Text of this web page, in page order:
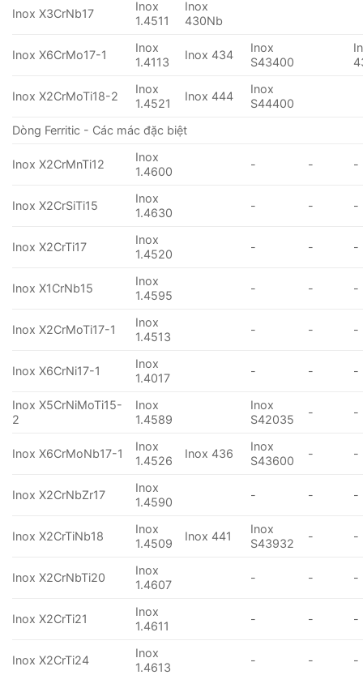
Inox X3CrNb17
Inox
1.4511
Inox
430Nb
Inox X6CrMo17-1
Inox
1.4113
Inox 434
Inox
S43400
Inox X2CrMoTi18-2
Inox
1.4521
Inox 444
Inox
S44400
Dòng Ferritic - Các mác đặc biệt
Inox X2CrMnTi12
Inox
1.4600
- - -
Inox X2CrSiTi15
Inox
1.4630
- - -
Inox X2CrTi17
Inox
1.4520
- - -
Inox X1CrNb15
Inox
1.4595
- - -
Inox X2CrMoTi17-1
Inox
1.4513
- - -
Inox X6CrNi17-1
Inox
1.4017
- - -
Inox X5CrNiMoTi15-
2
Inox
1.4589
Inox
S42035
- -
Inox X6CrMoNb17-1
Inox
1.4526
Inox 436
Inox
S43600
- -
Inox X2CrNbZr17
Inox
1.4590
- - -
Inox X2CrTiNb18
Inox
1.4509
Inox 441
Inox
S43932
- -
Inox X2CrNbTi20
Inox
1.4607
- - -
Inox X2CrTi21
Inox
1.4611
- - -
Inox X2CrTi24
Inox
1.4613
- - -